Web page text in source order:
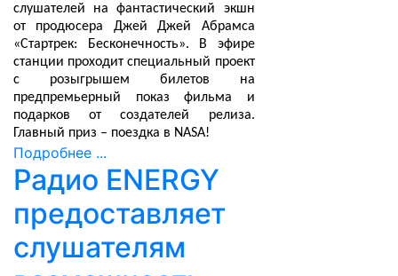
слушателей на фантастический экшн
от продюсера Джей Джей Абрамса
«Стартрек: Бесконечность». В эфире
станции проходит специальный проект
с розыгрышем билетов на
предпремьерный показ фильма и
подарков от создателей релиза.
Главный приз – поездка в NASA!
Подробнее ...
Радио ENERGY
предоставляет
слушателям